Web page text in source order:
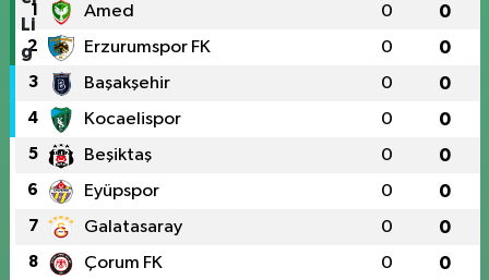
1 Amed 0 0
2 Erzurumspor FK 0 0
3 Başakşehir 0 0
4 Kocaelispor 0 0
5 Beşiktaş 0 0
6 Eyüpspor 0 0
7 Galatasaray 0 0
8 Çorum FK 0 0